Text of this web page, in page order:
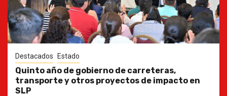
Destacados Estado
Quinto año de gobierno de carreteras,
transporte y otros proyectos de impacto en
SLP